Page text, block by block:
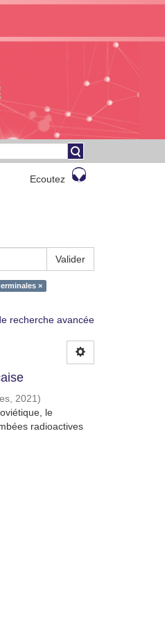
Ecoutez
Valider
×
recherche avancée
, 2021)
le
radioactives